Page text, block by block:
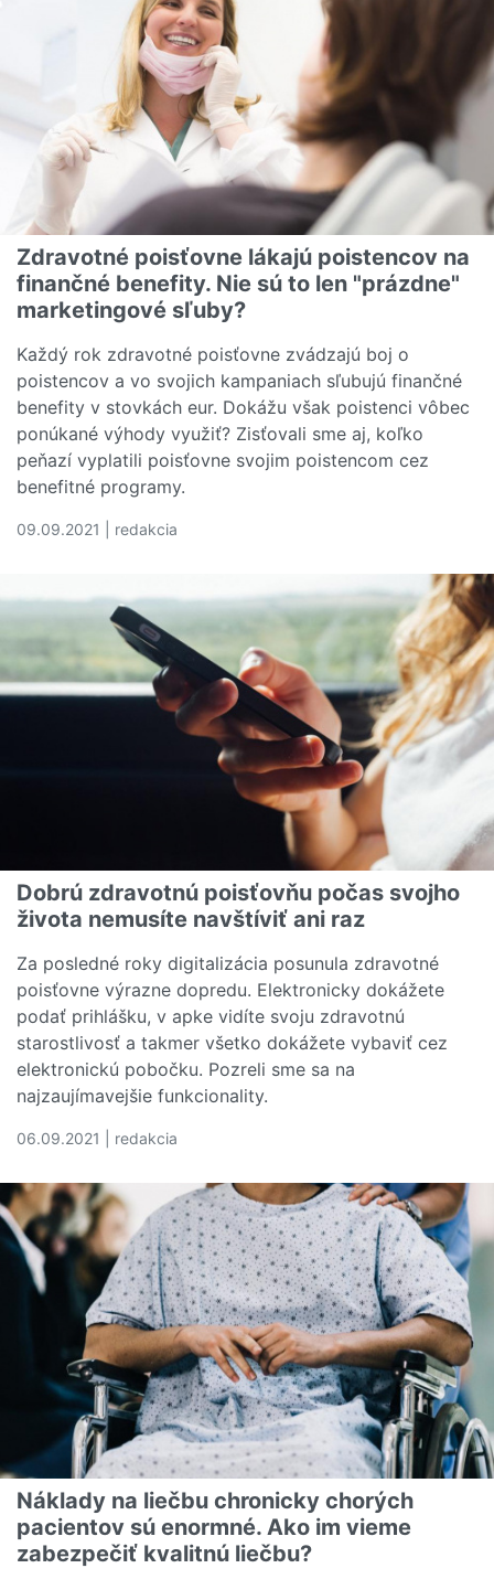
Zdravotné poisťovne lákajú poistencov na
finančné benefity. Nie sú to len "prázdne"
marketingové sľuby?
Každý rok zdravotné poisťovne zvádzajú boj o
poistencov a vo svojich kampaniach sľubujú finančné
benefity v stovkách eur. Dokážu však poistenci vôbec
ponúkané výhody využiť? Zisťovali sme aj, koľko
peňazí vyplatili poisťovne svojim poistencom cez
benefitné programy.
09.09.2021 | redakcia
Dobrú zdravotnú poisťovňu počas svojho
života nemusíte navštíviť ani raz
Za posledné roky digitalizácia posunula zdravotné
poisťovne výrazne dopredu. Elektronicky dokážete
podať prihlášku, v apke vidíte svoju zdravotnú
starostlivosť a takmer všetko dokážete vybaviť cez
elektronickú pobočku. Pozreli sme sa na
najzaujímavejšie funkcionality.
06.09.2021 | redakcia
Náklady na liečbu chronicky chorých
pacientov sú enormné. Ako im vieme
zabezpečiť kvalitnú liečbu?